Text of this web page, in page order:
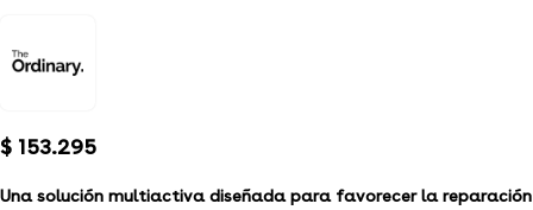
$ 153.295
Una solución multiactiva diseñada para favorecer la reparación